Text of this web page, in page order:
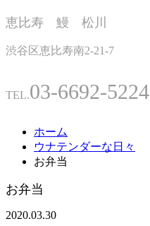
恵比寿 鰻 松川
渋谷区恵比寿南2-21-7
TEL.03-6692-5224
ホーム
ウナテンダーな日々
お弁当
お弁当
2020.03.30